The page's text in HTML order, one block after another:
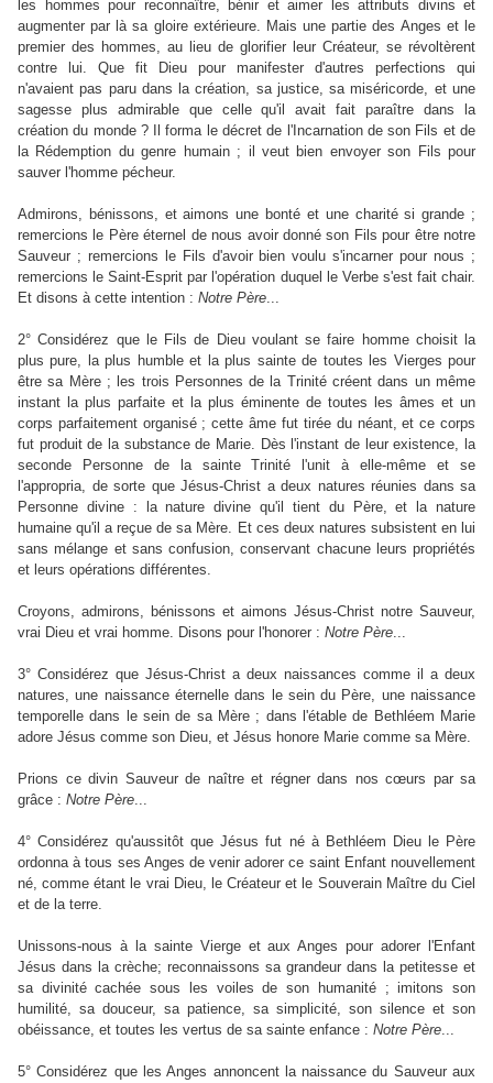
les hommes pour reconnaître, bénir et aimer les attributs divins et
augmenter par là sa gloire extérieure. Mais une partie des Anges et le
premier des hommes, au lieu de glorifier leur Créateur, se révoltèrent
contre lui. Que fit Dieu pour manifester d'autres perfections qui
n'avaient pas paru dans la création, sa justice, sa miséricorde, et une
sagesse plus admirable que celle qu'il avait fait paraître dans la
création du monde ? Il forma le décret de l'Incarnation de son Fils et de
la Rédemption du genre humain ; il veut bien envoyer son Fils pour
sauver l'homme pécheur.
Admirons, bénissons, et aimons une bonté et une charité si grande ;
remercions le Père éternel de nous avoir donné son Fils pour être notre
Sauveur ; remercions le Fils d'avoir bien voulu s'incarner pour nous ;
remercions le Saint-Esprit par l'opération duquel le Verbe s'est fait chair.
Et disons à cette intention : Notre Père...
2° Considérez que le Fils de Dieu voulant se faire homme choisit la
plus pure, la plus humble et la plus sainte de toutes les Vierges pour
être sa Mère ; les trois Personnes de la Trinité créent dans un même
instant la plus parfaite et la plus éminente de toutes les âmes et un
corps parfaitement organisé ; cette âme fut tirée du néant, et ce corps
fut produit de la substance de Marie. Dès l'instant de leur existence, la
seconde Personne de la sainte Trinité l'unit à elle-même et se
l'appropria, de sorte que Jésus-Christ a deux natures réunies dans sa
Personne divine : la nature divine qu'il tient du Père, et la nature
humaine qu'il a reçue de sa Mère. Et ces deux natures subsistent en lui
sans mélange et sans confusion, conservant chacune leurs propriétés
et leurs opérations différentes.
Croyons, admirons, bénissons et aimons Jésus-Christ notre Sauveur,
vrai Dieu et vrai homme. Disons pour l'honorer : Notre Père...
3° Considérez que Jésus-Christ a deux naissances comme il a deux
natures, une naissance éternelle dans le sein du Père, une naissance
temporelle dans le sein de sa Mère ; dans l'étable de Bethléem Marie
adore Jésus comme son Dieu, et Jésus honore Marie comme sa Mère.
Prions ce divin Sauveur de naître et régner dans nos cœurs par sa
grâce : Notre Père...
4° Considérez qu'aussitôt que Jésus fut né à Bethléem Dieu le Père
ordonna à tous ses Anges de venir adorer ce saint Enfant nouvellement
né, comme étant le vrai Dieu, le Créateur et le Souverain Maître du Ciel
et de la terre.
Unissons-nous à la sainte Vierge et aux Anges pour adorer l'Enfant
Jésus dans la crèche; reconnaissons sa grandeur dans la petitesse et
sa divinité cachée sous les voiles de son humanité ; imitons son
humilité, sa douceur, sa patience, sa simplicité, son silence et son
obéissance, et toutes les vertus de sa sainte enfance : Notre Père...
5° Considérez que les Anges annoncent la naissance du Sauveur aux